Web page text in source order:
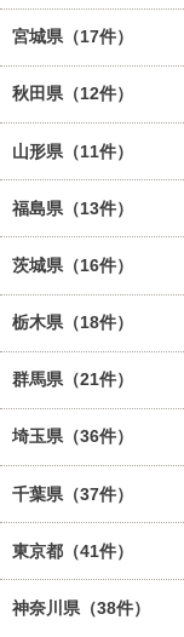
宮城県（17件）
秋田県（12件）
山形県（11件）
福島県（13件）
茨城県（16件）
栃木県（18件）
群馬県（21件）
埼玉県（36件）
千葉県（37件）
東京都（41件）
神奈川県（38件）